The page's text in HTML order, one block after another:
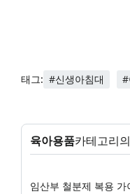
태그: #신생아침대 #
육아용품카테고리